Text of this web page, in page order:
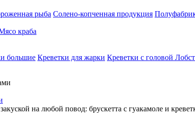
рыба Солено-копченная продукция
краба
большие Креветки для жарки Креветки с головой
на любой повод: брускетта с гуакамоле и